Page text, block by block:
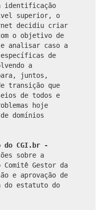
identificação
superior, o
decidiu criar
o objetivo de
analisar caso a
de
a
juntos,
transição que
de todos e
hoje
domínios
CGI.br -
sobre a
Gestor da
e aprovação de
do estatuto do